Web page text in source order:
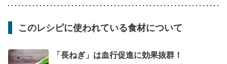
このレシピに使われている食材について
「長ねぎ」は血行促進に効果抜群！